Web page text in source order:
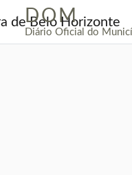
| DOM
Diário Oficial do